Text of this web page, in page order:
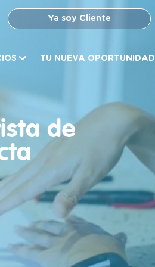
Ya soy Cliente
TU NUEVA OPORTUNIDAD
de